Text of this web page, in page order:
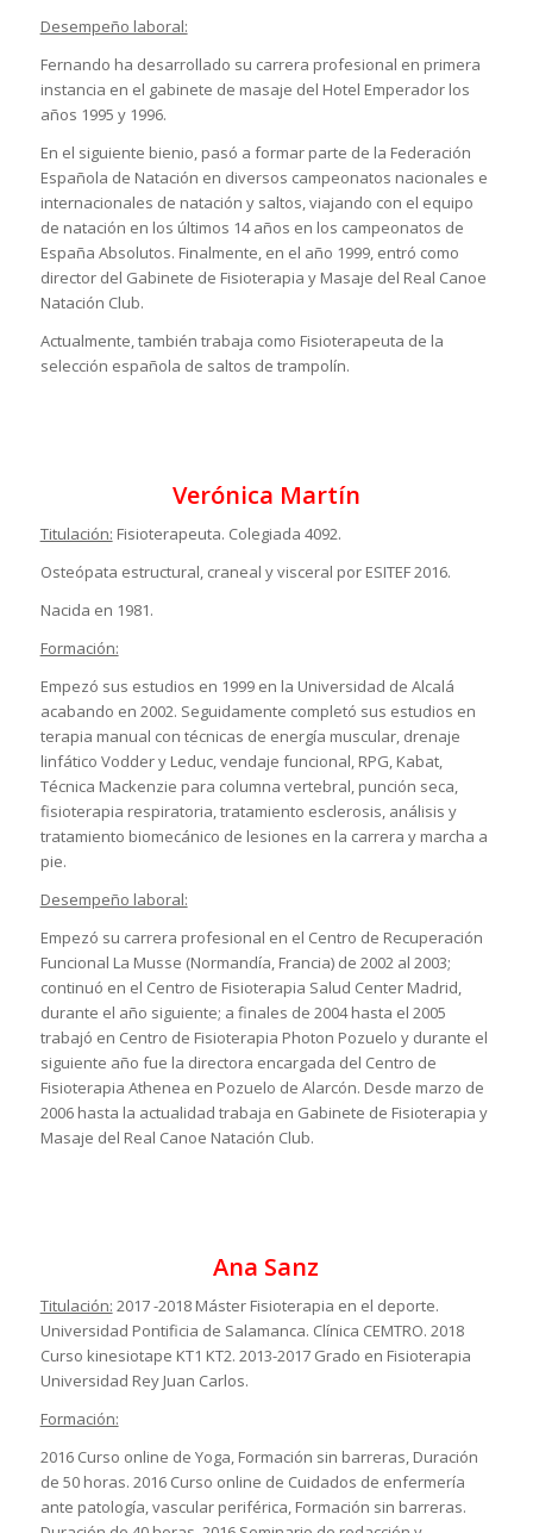
Desempeño laboral:
Fernando ha desarrollado su carrera profesional en primera
instancia en el gabinete de masaje del Hotel Emperador los
años 1995 y 1996.
En el siguiente bienio, pasó a formar parte de la Federación
Española de Natación en diversos campeonatos nacionales e
internacionales de natación y saltos, viajando con el equipo
de natación en los últimos 14 años en los campeonatos de
España Absolutos. Finalmente, en el año 1999, entró como
director del Gabinete de Fisioterapia y Masaje del Real Canoe
Natación Club.
Actualmente, también trabaja como Fisioterapeuta de la
selección española de saltos de trampolín.
Verónica Martín
Titulación: Fisioterapeuta. Colegiada 4092.
Osteópata estructural, craneal y visceral por ESITEF 2016.
Nacida en 1981.
Formación:
Empezó sus estudios en 1999 en la Universidad de Alcalá
acabando en 2002. Seguidamente completó sus estudios en
terapia manual con técnicas de energía muscular, drenaje
linfático Vodder y Leduc, vendaje funcional, RPG, Kabat,
Técnica Mackenzie para columna vertebral, punción seca,
fisioterapia respiratoria, tratamiento esclerosis, análisis y
tratamiento biomecánico de lesiones en la carrera y marcha a
pie.
Desempeño laboral:
Empezó su carrera profesional en el Centro de Recuperación
Funcional La Musse (Normandía, Francia) de 2002 al 2003;
continuó en el Centro de Fisioterapia Salud Center Madrid,
durante el año siguiente; a finales de 2004 hasta el 2005
trabajó en Centro de Fisioterapia Photon Pozuelo y durante el
siguiente año fue la directora encargada del Centro de
Fisioterapia Athenea en Pozuelo de Alarcón. Desde marzo de
2006 hasta la actualidad trabaja en Gabinete de Fisioterapia y
Masaje del Real Canoe Natación Club.
Ana Sanz
Titulación: 2017 -2018 Máster Fisioterapia en el deporte.
Universidad Pontificia de Salamanca. Clínica CEMTRO. 2018
Curso kinesiotape KT1 KT2. 2013-2017 Grado en Fisioterapia
Universidad Rey Juan Carlos.
Formación:
2016 Curso online de Yoga, Formación sin barreras, Duración
de 50 horas. 2016 Curso online de Cuidados de enfermería
ante patología, vascular periférica, Formación sin barreras.